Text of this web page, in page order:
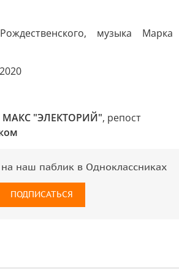
музыка Марка
МАКС "ЭЛЕКТОРИЙ", репост
наш паблик в Одноклассниках
ПОДПИСАТЬСЯ